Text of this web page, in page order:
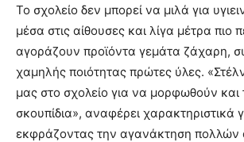
Το σχολείο δεν μπορεί να μιλά για
μέσα στις αίθουσες και λίγα μέτρα πιο
αγοράζουν προϊόντα γεμάτα ζάχαρη,
χαμηλής ποιότητας πρώτες ύλες.
μας στο σχολείο για να μορφωθούν και
σκουπίδια», αναφέρει χαρακτηριστικά
εκφράζοντας την αγανάκτηση πολλών